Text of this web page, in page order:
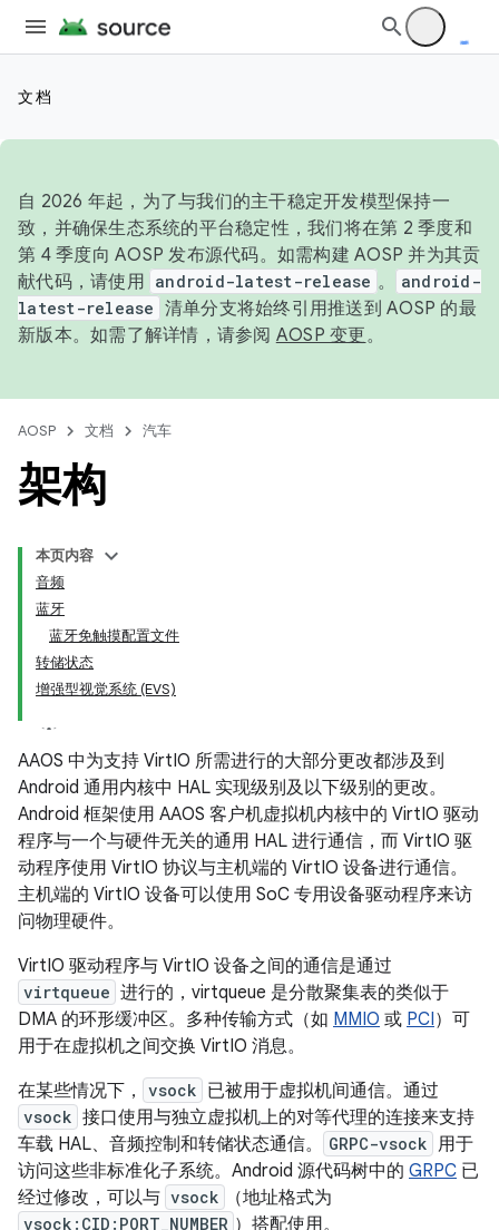
文档
自 2026 年起，为了与我们的主干稳定开发模型保持一
致，并确保生态系统的平台稳定性，我们将在第 2 季度和
第 4 季度向 AOSP 发布源代码。如需构建 AOSP 并为其贡
献代码，请使用 android-latest-release 。
android-
latest-release 清单分支将始终引用推送到 AOSP 的最
新版本。如需了解详情，请参阅 AOSP 变更。
AOSP 文档 汽车
架构
本页内容
音频
蓝牙
蓝牙免触摸配置文件
转储状态
增强型视觉系统 (EVS)
AAOS 中为支持 VirtIO 所需进行的大部分更改都涉及到
Android 通用内核中 HAL 实现级别及以下级别的更改。
Android 框架使用 AAOS 客户机虚拟机内核中的 VirtIO 驱动
程序与一个与硬件无关的通用 HAL 进行通信，而 VirtIO 驱
动程序使用 VirtIO 协议与主机端的 VirtIO 设备进行通信。
主机端的 VirtIO 设备可以使用 SoC 专用设备驱动程序来访
问物理硬件。
VirtIO 驱动程序与 VirtIO 设备之间的通信是通过
virtqueue 进行的，virtqueue 是分散聚集表的类似于
DMA 的环形缓冲区。多种传输方式（如 MMIO 或 PCI）可
用于在虚拟机之间交换 VirtIO 消息。
在某些情况下，
vsock 已被用于虚拟机间通信。通过
vsock 接口使用与独立虚拟机上的对等代理的连接来支持
车载 HAL、音频控制和转储状态通信。
GRPC-vsock 用于
访问这些非标准化子系统。Android 源代码树中的 GRPC 已
经过修改，可以与 vsock （地址格式为
vsock:CID:PORT_NUMBER ）搭配使用。